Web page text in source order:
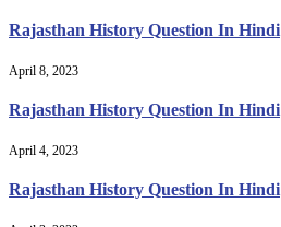
Rajasthan History Question In Hindi
April 8, 2023
Rajasthan History Question In Hindi
April 4, 2023
Rajasthan History Question In Hindi